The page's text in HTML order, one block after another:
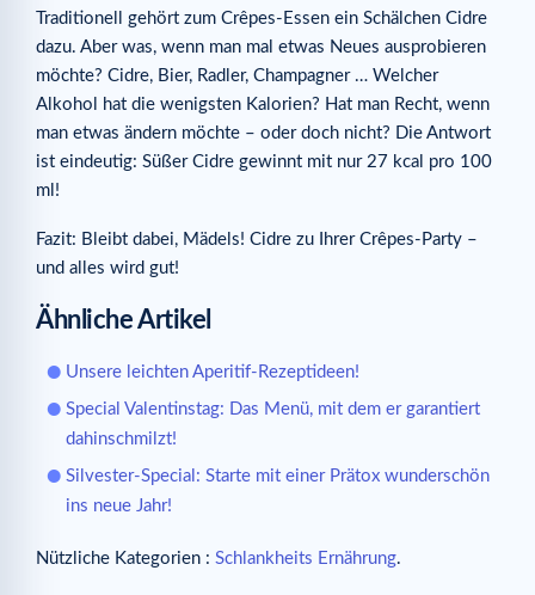
Traditionell gehört zum Crêpes-Essen ein Schälchen Cidre
dazu. Aber was, wenn man mal etwas Neues ausprobieren
möchte? Cidre, Bier, Radler, Champagner … Welcher
Alkohol hat die wenigsten Kalorien? Hat man Recht, wenn
man etwas ändern möchte – oder doch nicht? Die Antwort
ist eindeutig: Süßer Cidre gewinnt mit nur 27 kcal pro 100
ml!
Fazit: Bleibt dabei, Mädels! Cidre zu Ihrer Crêpes-Party –
und alles wird gut!
Ähnliche Artikel
Unsere leichten Aperitif-Rezeptideen!
Special Valentinstag: Das Menü, mit dem er garantiert
dahinschmilzt!
Silvester-Special: Starte mit einer Prätox wunderschön
ins neue Jahr!
Nützliche Kategorien : Schlankheits Ernährung.